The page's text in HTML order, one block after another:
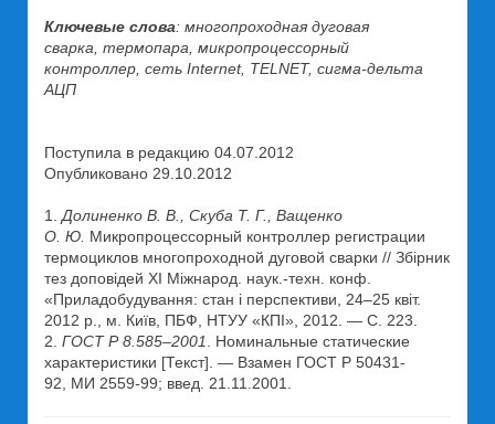
Ключевые слова: многопроходная дуговая
сварка, термопара, микропроцессорный
контроллер, сеть Internet, TELNET, сигма-дельта
АЦП
Поступила в редакцию 04.07.2012
Опубликовано 29.10.2012
1. Долиненко В. В., Скуба Т. Г., Ващенко
О. Ю. Микропроцессорный контроллер регистрации
термоциклов многопроходной дуговой сварки // Збірник
тез доповідей XI Міжнарод. наук.-техн. конф.
«Приладобудування: стан і перспективи, 24–25 квіт.
2012 р., м. Київ, ПБФ, НТУУ «КПІ», 2012. — С. 223.
2. ГОСТ Р 8.585–2001
. Номинальные статические
характеристики [Текст]. — Взамен ГОСТ Р 50431-
92, МИ 2559-99; введ. 21.11.2001.